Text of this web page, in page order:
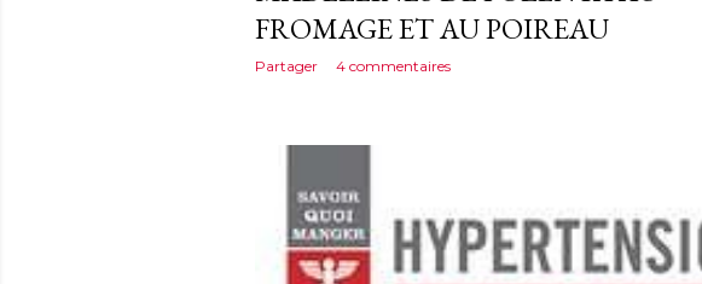
FROMAGE ET AU POIREAU
Partager 4 commentaires